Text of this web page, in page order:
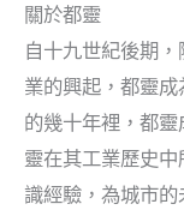
關於都靈
自十九世紀後期
業的興起，都靈
的幾十年裡，都
靈在其工業歷史
識經驗，為城市